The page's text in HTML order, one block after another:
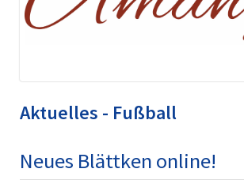
Aktuelles - Fußball
Neues Blättken online!